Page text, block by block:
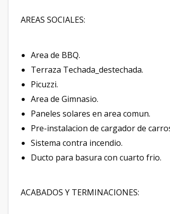
AREAS SOCIALES:
Area de BBQ.
Terraza Techada_destechada.
Picuzzi.
Area de Gimnasio.
Paneles solares en area comun.
Pre-instalacion de cargador de
Sistema contra incendio.
Ducto para basura con cuarto frio.
ACABADOS Y TERMINACIONES: